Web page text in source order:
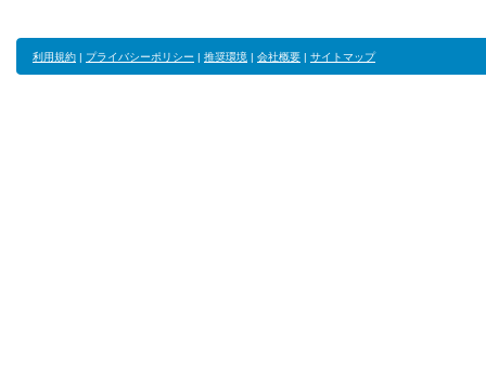
利用規約 | プライバシーポリシー | 推奨環境 | 会社概要 | サイトマップ